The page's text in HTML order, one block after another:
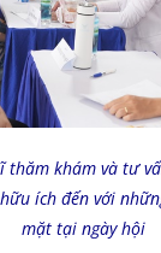
thăm khám và tư
ích đến với
mặt tại ngày hội